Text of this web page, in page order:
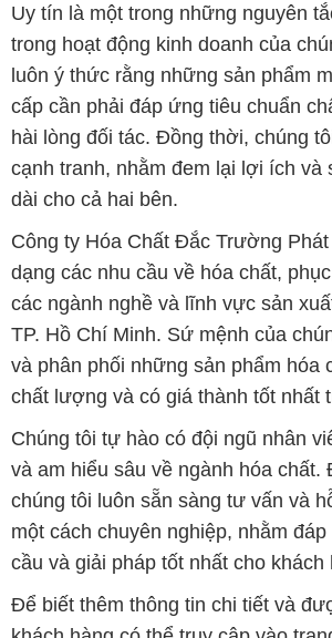
Uy tín là một trong những nguyên
trong hoạt động kinh doanh của
luôn ý thức rằng những sản phẩm
cấp cần phải đáp ứng tiêu chuẩn
hài lòng đối tác. Đồng thời, chúng
cạnh tranh, nhằm đem lại lợi ích và
dài cho cả hai bên.
Công ty Hóa Chất Đắc Trường
dạng các nhu cầu về hóa chất,
các ngành nghề và lĩnh vực sản
TP. Hồ Chí Minh. Sứ mệnh của
và phân phối những sản phẩm hóa
chất lượng và có giá thành tốt nhất
Chúng tôi tự hào có đội ngũ nhân
và am hiểu sâu về ngành hóa chất.
chúng tôi luôn sẵn sàng tư vấn và
một cách chuyên nghiệp, nhằm
cầu và giải pháp tốt nhất cho khách
Để biết thêm thông tin chi tiết và